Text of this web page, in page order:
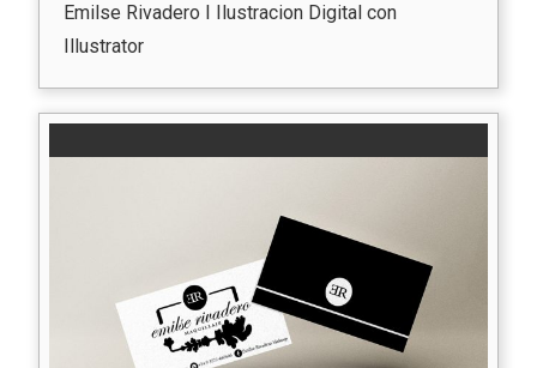
Emilse Rivadero I Ilustracion Digital con
Illustrator